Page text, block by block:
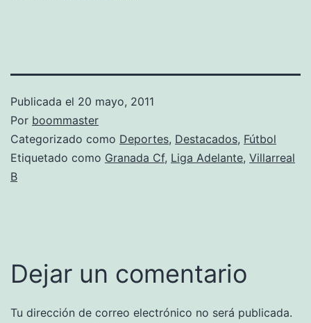
Publicada el 20 mayo, 2011
Por boommaster
Categorizado como Deportes, Destacados, Fútbol
Etiquetado como Granada Cf, Liga Adelante, Villarreal
B
Dejar un comentario
Tu dirección de correo electrónico no será publicada.